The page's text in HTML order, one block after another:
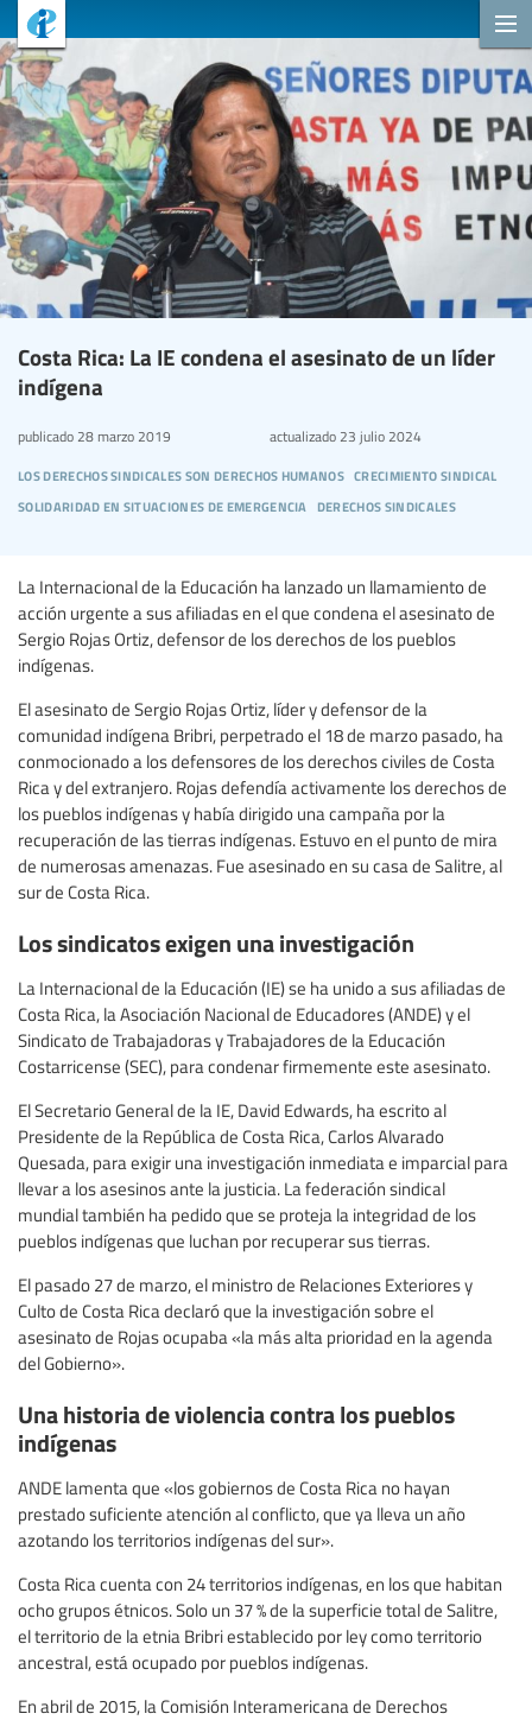
Costa Rica: La IE condena el asesinato de un líder
indígena
los derechos sindicales son derechos humanos crecimiento sindical
solidaridad en situaciones de emergencia derechos sindicales
publicado 28 marzo 2019 actualizado23 julio 2024
La Internacional de la Educación ha lanzado un llamamiento de
acción urgente a sus afiliadas en el que condena el asesinato de
Sergio Rojas Ortiz, defensor de los derechos de los pueblos
indígenas.
El asesinato de Sergio Rojas Ortiz, líder y defensor de la
comunidad indígena Bribri, perpetrado el 18 de marzo pasado, ha
conmocionado a los defensores de los derechos civiles de Costa
Rica y del extranjero. Rojas defendía activamente los derechos de
los pueblos indígenas y había dirigido una campaña por la
recuperación de las tierras indígenas. Estuvo en el punto de mira
de numerosas amenazas. Fue asesinado en su casa de Salitre, al
sur de Costa Rica.
Los sindicatos exigen una investigación
La Internacional de la Educación (IE) se ha unido a sus afiliadas de
Costa Rica, la Asociación Nacional de Educadores (ANDE) y el
Sindicato de Trabajadoras y Trabajadores de la Educación
Costarricense (SEC), para condenar firmemente este asesinato.
El Secretario General de la IE, David Edwards, ha escrito al
Presidente de la República de Costa Rica, Carlos Alvarado
Quesada, para exigir una investigación inmediata e imparcial para
llevar a los asesinos ante la justicia. La federación sindical
mundial también ha pedido que se proteja la integridad de los
pueblos indígenas que luchan por recuperar sus tierras.
El pasado 27 de marzo, el ministro de Relaciones Exteriores y
Culto de Costa Rica declaró que la investigación sobre el
asesinato de Rojas ocupaba «la más alta prioridad en la agenda
del Gobierno».
Una historia de violencia contra los pueblos
indígenas
ANDE lamenta que «los gobiernos de Costa Rica no hayan
prestado suficiente atención al conflicto, que ya lleva un año
azotando los territorios indígenas del sur».
Costa Rica cuenta con 24 territorios indígenas, en los que habitan
ocho grupos étnicos. Solo un 37 % de la superficie total de Salitre,
el territorio de la etnia Bribri establecido por ley como territorio
ancestral, está ocupado por pueblos indígenas.
En abril de 2015, la Comisión Interamericana de Derechos